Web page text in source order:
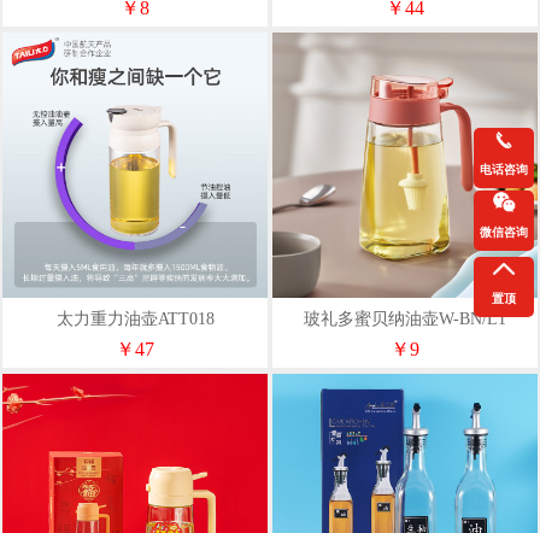
￥8 ￥44
太力重力油壶ATT018
￥47
玻礼多蜜贝纳油壶W-BN/L1
￥9
电话咨询
微信咨询
置顶